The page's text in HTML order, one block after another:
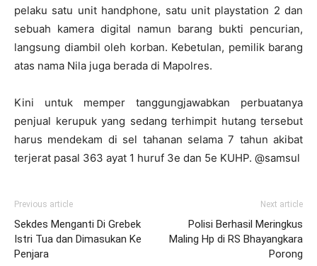
pelaku satu unit handphone, satu unit playstation 2 dan
sebuah kamera digital namun barang bukti pencurian,
langsung diambil oleh korban. Kebetulan, pemilik barang
atas nama Nila juga berada di Mapolres.
Kini untuk memper tanggungjawabkan perbuatanya
penjual kerupuk yang sedang terhimpit hutang tersebut
harus mendekam di sel tahanan selama 7 tahun akibat
terjerat pasal 363 ayat 1 huruf 3e dan 5e KUHP. @samsul
Previous article
Sekdes Menganti Di Grebek
Istri Tua dan Dimasukan Ke
Penjara
Next article
Polisi Berhasil Meringkus
Maling Hp di RS Bhayangkara
Porong